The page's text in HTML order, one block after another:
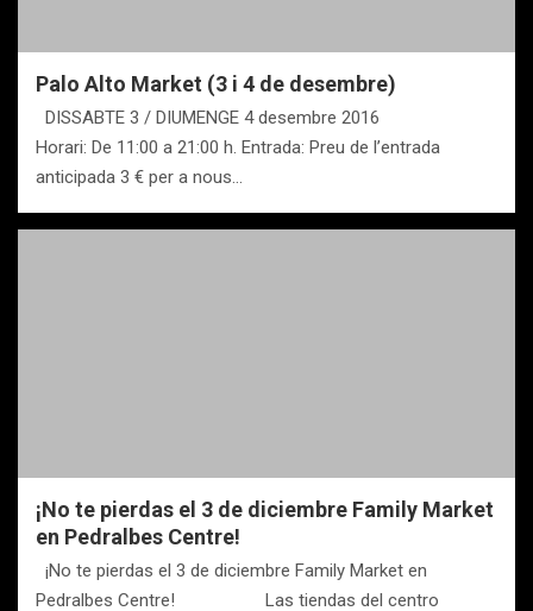
Palo Alto Market (3 i 4 de desembre)
DISSABTE 3 / DIUMENGE 4 desembre 2016
Horari: De 11:00 a 21:00 h. Entrada: Preu de l’entrada
anticipada 3 € per a nous…
¡No te pierdas el 3 de diciembre Family Market
en Pedralbes Centre!
¡No te pierdas el 3 de diciembre Family Market en
Pedralbes Centre! Las tiendas del centro